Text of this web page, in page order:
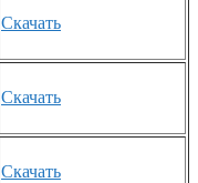
Скачать
Скачать
Скачать